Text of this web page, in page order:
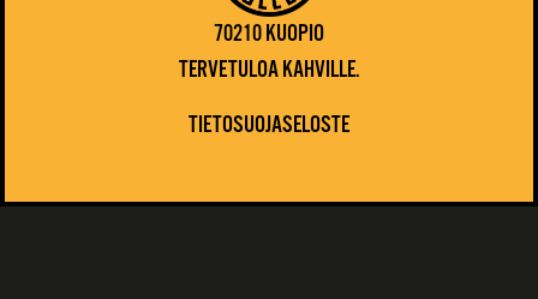
70210 KUOPIO
TERVETULOA KAHVILLE.
TIETOSUOJASELOSTE